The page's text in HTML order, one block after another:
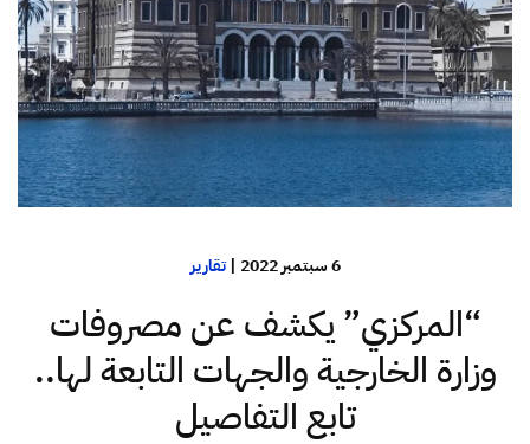
6 سبتمبر 2022 |تقارير
“المركزي” يكشف عن مصروفات
وزارة الخارجية والجهات التابعة لها..
تابع التفاصيل